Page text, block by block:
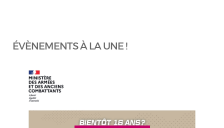
ÉVÈNEMENTS À LA UNE !